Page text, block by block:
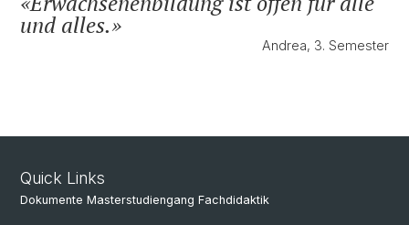
und alles.
Andrea, 3. Semester
Quick Links
Dokumente Masterstudiengang Fachdidaktik